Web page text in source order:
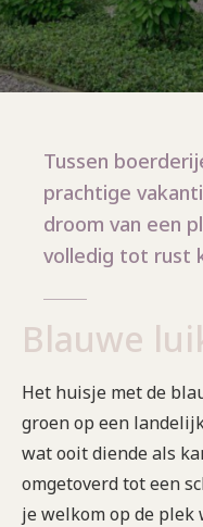
Tussen
prachtige
droom van een
volledig tot rust
Blauwe
Het huisje met de
groen op een
wat ooit diende als
omgetoverd tot een
je welkom op de